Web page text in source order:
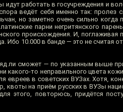
работать в госучреждения и
ведёт себя именно так:
но заметно очень сильно
парни негритянского
происхождения. И, поглаживая
Ибо 10.000 в банде — это не считая
ли сможет — по указанным выше
какого-то неправильного цвета
евреев в советских ВУЗах. Хотя,
квоты на приём русских в ВУЗы
этого, повторюсь, придётся